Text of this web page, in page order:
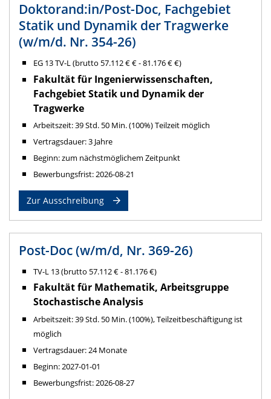
Doktorand:in/Post-Doc, Fachgebiet
Statik und Dynamik der Tragwerke
(w/m/d. Nr. 354-26)
EG 13 TV-L (brutto 57.112 € € - 81.176 € €)
Fakultät für Ingenierwissenschaften,
Fachgebiet Statik und Dynamik der
Tragwerke
Arbeitszeit: 39 Std. 50 Min. (100%) Teilzeit möglich
Vertragsdauer: 3 Jahre
Beginn: zum nächstmöglichem Zeitpunkt
Bewerbungsfrist: 2026-08-21
Zur Ausschreibung
Post-Doc (w/m/d, Nr. 369-26)
TV-L 13 (brutto 57.112 € - 81.176 €)
Fakultät für Mathematik, Arbeitsgruppe
Stochastische Analysis
Arbeitszeit: 39 Std. 50 Min. (100%), Teilzeitbeschäftigung ist
möglich
Vertragsdauer: 24 Monate
Beginn: 2027-01-01
Bewerbungsfrist: 2026-08-27